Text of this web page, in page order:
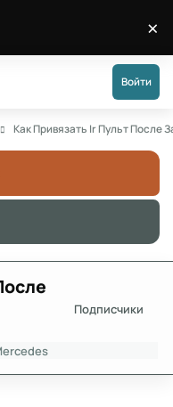
×
Войти
Как Привязать Ir Пульт После
Подписчики